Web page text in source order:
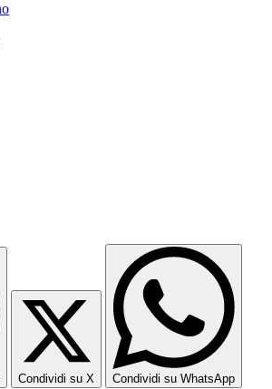
Condividi su X Condividi su WhatsApp